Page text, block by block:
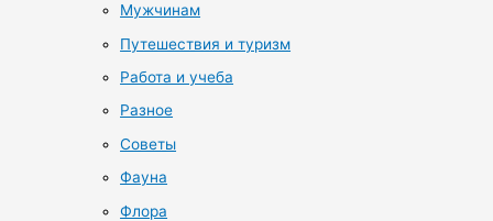
Мужчинам
Путешествия и туризм
Работа и учеба
Разное
Советы
Фауна
Флора